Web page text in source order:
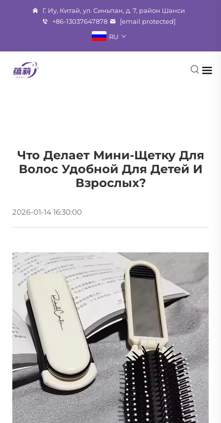
Г. Иу, Китай, ул. Синьпан, д. 7, район Шанси
+86-13037647878
[email protected]
RU
Что Делает Мини-Щетку Для
Волос Удобной Для Детей И
Взрослых?
2026-01-14 16:30:00